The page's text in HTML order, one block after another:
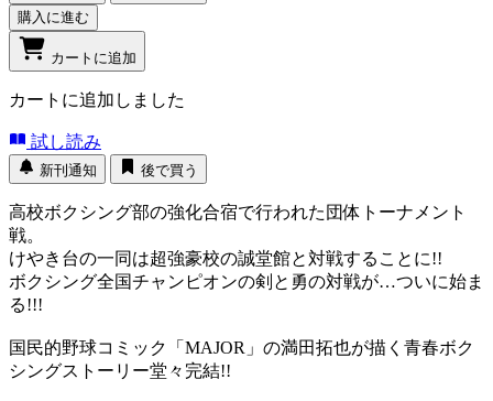
購入に進む
カートに追加
カートに追加しました
試し読み
新刊通知 後で買う
高校ボクシング部の強化合宿で行われた団体トーナメント
戦。
けやき台の一同は超強豪校の誠堂館と対戦することに!!
ボクシング全国チャンピオンの剣と勇の対戦が…ついに始ま
る!!!
国民的野球コミック「MAJOR」の満田拓也が描く青春ボク
シングストーリー堂々完結!!